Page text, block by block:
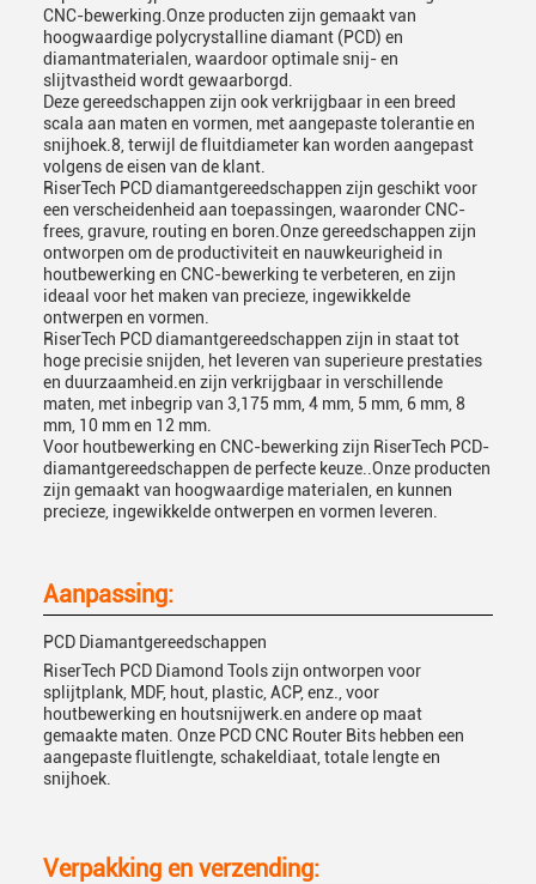
CNC-bewerking.Onze producten zijn gemaakt van
hoogwaardige polycrystalline diamant (PCD) en
diamantmaterialen, waardoor optimale snij- en
slijtvastheid wordt gewaarborgd.
Deze gereedschappen zijn ook verkrijgbaar in een breed
scala aan maten en vormen, met aangepaste tolerantie en
snijhoek.8, terwijl de fluitdiameter kan worden aangepast
volgens de eisen van de klant.
RiserTech PCD diamantgereedschappen zijn geschikt voor
een verscheidenheid aan toepassingen, waaronder CNC-
frees, gravure, routing en boren.Onze gereedschappen zijn
ontworpen om de productiviteit en nauwkeurigheid in
houtbewerking en CNC-bewerking te verbeteren, en zijn
ideaal voor het maken van precieze, ingewikkelde
ontwerpen en vormen.
RiserTech PCD diamantgereedschappen zijn in staat tot
hoge precisie snijden, het leveren van superieure prestaties
en duurzaamheid.en zijn verkrijgbaar in verschillende
maten, met inbegrip van 3,175 mm, 4 mm, 5 mm, 6 mm, 8
mm, 10 mm en 12 mm.
Voor houtbewerking en CNC-bewerking zijn RiserTech PCD-
diamantgereedschappen de perfecte keuze..Onze producten
zijn gemaakt van hoogwaardige materialen, en kunnen
precieze, ingewikkelde ontwerpen en vormen leveren.
Aanpassing:
PCD Diamantgereedschappen
RiserTech PCD Diamond Tools zijn ontworpen voor
splijtplank, MDF, hout, plastic, ACP, enz., voor
houtbewerking en houtsnijwerk.en andere op maat
gemaakte maten. Onze PCD CNC Router Bits hebben een
aangepaste fluitlengte, schakeldiaat, totale lengte en
snijhoek.
Verpakking en verzending: